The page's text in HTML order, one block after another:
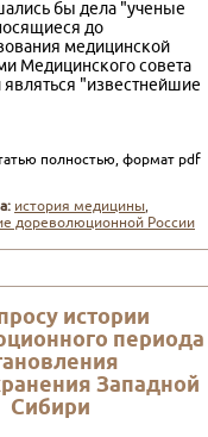
бы дела "ученые
до
медицинской
Медицинского совета
"известнейшие
полностью, формат pdf
история медицины,
дореволюционной России
истории
периода
Западной
Сибири